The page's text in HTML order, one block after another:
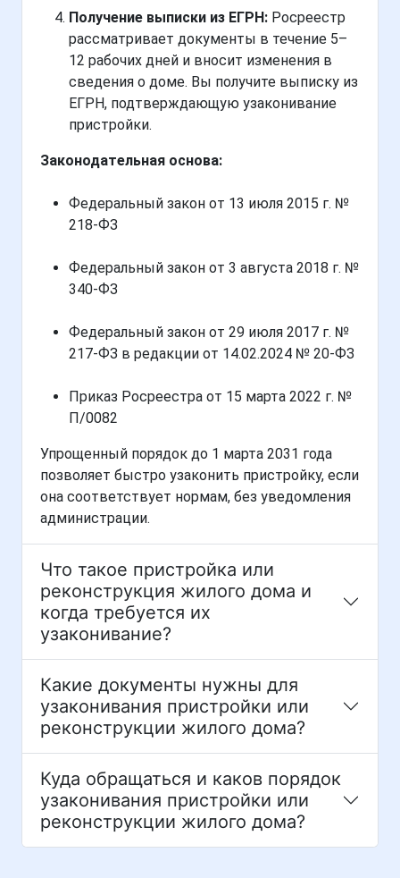
Получение выписки из ЕГРН: Росреестр
рассматривает документы в течение 5–
12 рабочих дней и вносит изменения в
сведения о доме. Вы получите выписку из
ЕГРН, подтверждающую узаконивание
пристройки.
Законодательная основа:
Федеральный закон от 13 июля 2015 г. №
218-ФЗ
Федеральный закон от 3 августа 2018 г. №
340-ФЗ
Федеральный закон от 29 июля 2017 г. №
217-ФЗ в редакции от 14.02.2024 № 20-ФЗ
Приказ Росреестра от 15 марта 2022 г. №
П/0082
Упрощенный порядок до 1 марта 2031 года
позволяет быстро узаконить пристройку, если
она соответствует нормам, без уведомления
администрации.
Что такое пристройка или
реконструкция жилого дома и
когда требуется их
узаконивание?
Какие документы нужны для
узаконивания пристройки или
реконструкции жилого дома?
Куда обращаться и каков порядок
узаконивания пристройки или
реконструкции жилого дома?